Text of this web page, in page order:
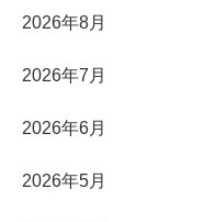
2026年8月
2026年7月
2026年6月
2026年5月